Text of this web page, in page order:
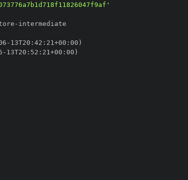
-
- 13T20 : 42 : 21+00 :
- 13T20 : 52 : 21+00 :